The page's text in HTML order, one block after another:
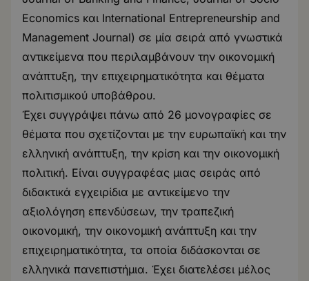
Economics και International Entrepreneurship and
Management Journal) σε μία σειρά από γνωστικά
αντικείμενα που περιλαμβάνουν την οικονομική
ανάπτυξη, την επιχειρηματικότητα και θέματα
πολιτισμικού υποβάθρου.
Έχει συγγράψει πάνω από 26 μονογραφίες σε
θέματα που σχετίζονται με την ευρωπαϊκή και την
ελληνική ανάπτυξη, την κρίση και την οικονομική
πολιτική. Είναι συγγραφέας μιας σειράς από
διδακτικά εγχειρίδια με αντικείμενο την
αξιολόγηση επενδύσεων, την τραπεζική
οικονομική, την οικονομική ανάπτυξη και την
επιχειρηματικότητα, τα οποία διδάσκονται σε
ελληνικά πανεπιστήμια. Έχει διατελέσει μέλος